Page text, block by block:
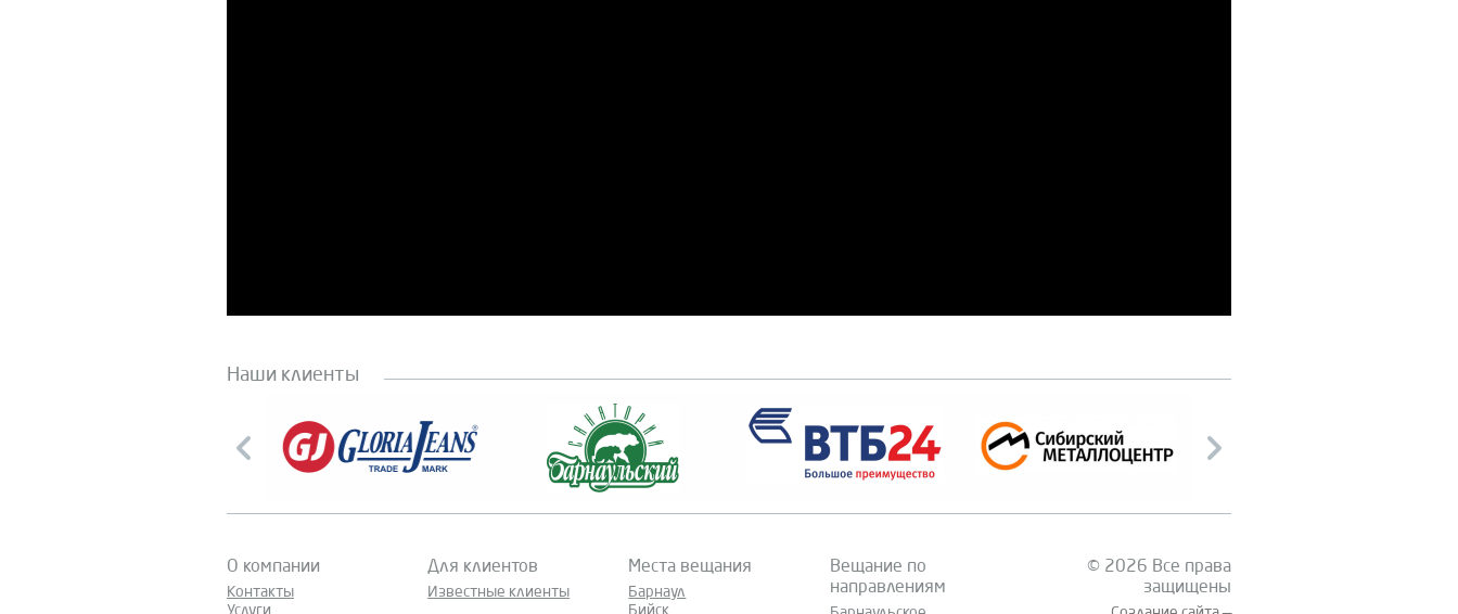
Наши клиенты
О компании
Контакты
Услуги
Для клиентов
Известные клиенты
Места вещания
Барнаул
Бийск
Вещание по
направлениям
© 2026 Все права
защищены